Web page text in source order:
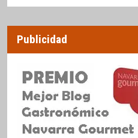
Publicidad